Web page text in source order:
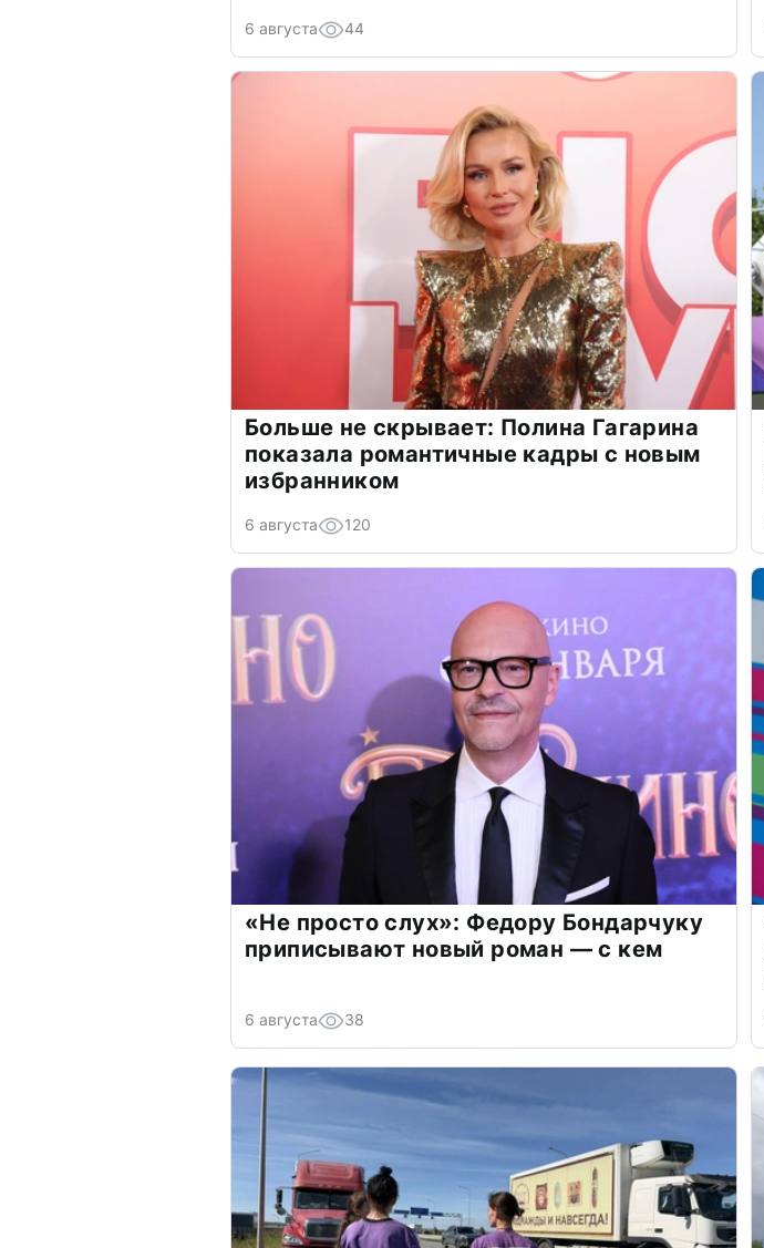
6 августа 44
Больше не скрывает: Полина Гагарина
показала романтичные кадры с новым
избранником
6 августа 120
«Не просто слух»: Федору Бондарчуку
приписывают новый роман — с кем
6 августа 38